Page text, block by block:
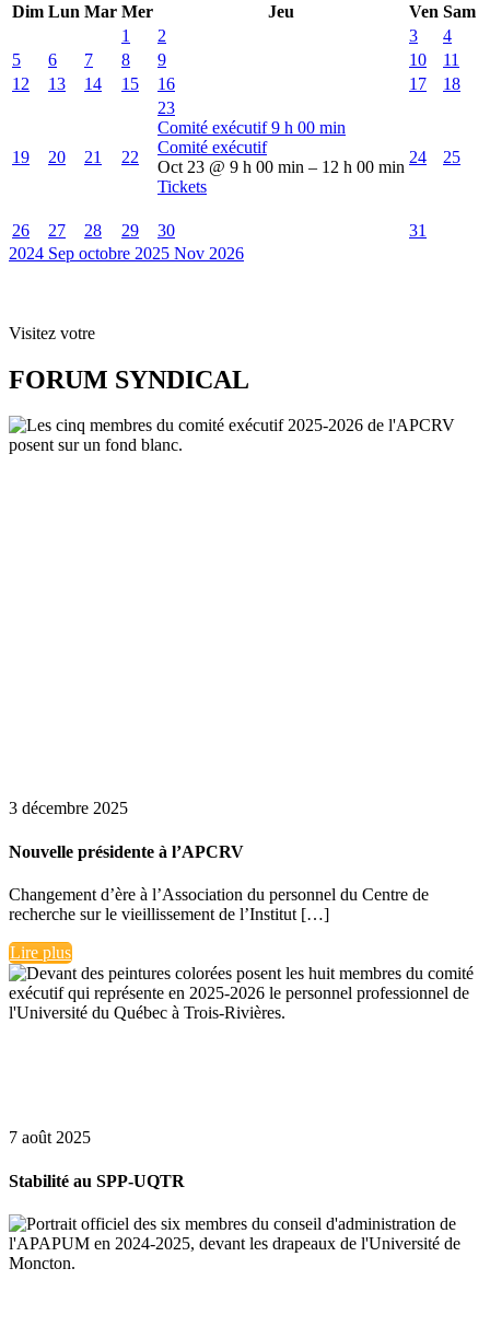
Dim Lun Mar Mer Jeu Ven Sam
1
2 3
4
5
6 7 8 9 10
11
12
13 14 15 16 17 18
19 20 21 22
23
Comité exécutif9 h 00 min
Comité exécutif
Oct 23 @ 9 h 00 min – 12 h 00 min
Tickets
24 25
26 27 28 29 30
31
2024 Sep octobre 2025 Nov 2026
Visitez votre
FORUM SYNDICAL
3 décembre 2025
Nouvelle présidente à l’APCRV
Changement d’ère à l’Association du personnel du Centre de
recherche sur le vieillissement de l’Institut […]
Lire plus
7 août 2025
Stabilité au SPP-UQTR